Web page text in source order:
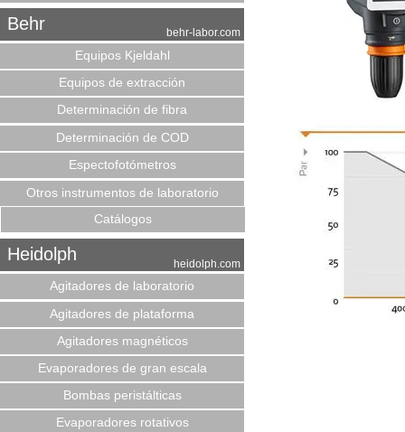
Behr behr-labor.com
Equipos Kjeldahl
Equipos de extracción
Determinación de fibra
Determinación de COD
Espectofotómetros
Otros instrumentos de laboratorio
Catálogos
Heidolph heidolph.com
Agitadores de laboratorio
Agitadores de plataforma
Agitadores magnéticos
Evaporadores de gran escala
Bombas peristálticas
Evaporadores rotativos